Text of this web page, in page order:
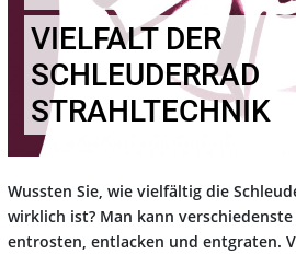
VIELFALT DER
SCHLEUDERRAD
STRAHLTECHNIK
Wussten Sie, wie vielfältig die
wirklich ist? Man kann
entrosten, entlacken und entgraten.